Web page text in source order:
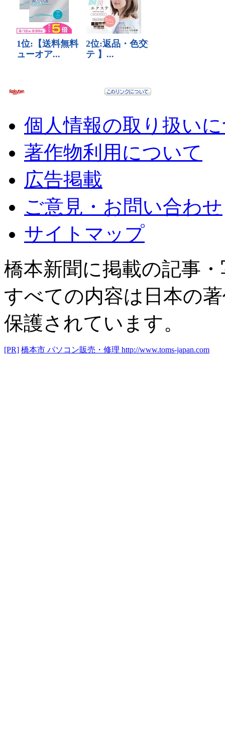
個人情報の取り扱い
著作物利用について
広告掲載
ご意見・お問い合わせ
サイトマップ
橋本新聞に掲載の記事
すべての内容は日本の
保護されています。
[PR] 橋本市 パソコン販売・修理 http://www.toms-japan.com